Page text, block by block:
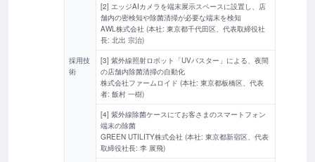
採用技
術
[2] エッジAIカメラを端末展示スペースに設置し、店
舗内の密検知や除菌清掃が必要な端末を検知
AWL株式会社 (本社: 東京都千代田区、代表取締役社
長: 北出 宗治)
[3] 紫外線照射ロボット「UVバスター」による、夜間
の店舗内除菌清掃の自動化
株式会社ファームロイド (本社: 東京都板橋区、代表
者: 飯村 一樹)
[4] 紫外線除菌ケースにてお客さまのスマートフォン
端末の除菌
GREEN UTILITY株式会社 (本社: 東京都新宿区、代表
取締役社長: 李 展飛)